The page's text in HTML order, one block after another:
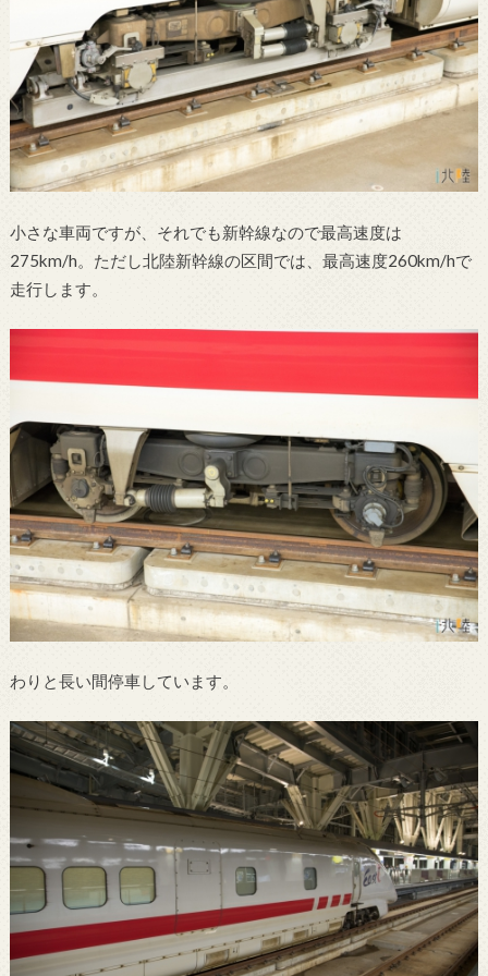
小さな車両ですが、それでも新幹線なので最高速度は
275km/h。ただし北陸新幹線の区間では、最高速度260km/hで
走行します。
わりと長い間停車しています。